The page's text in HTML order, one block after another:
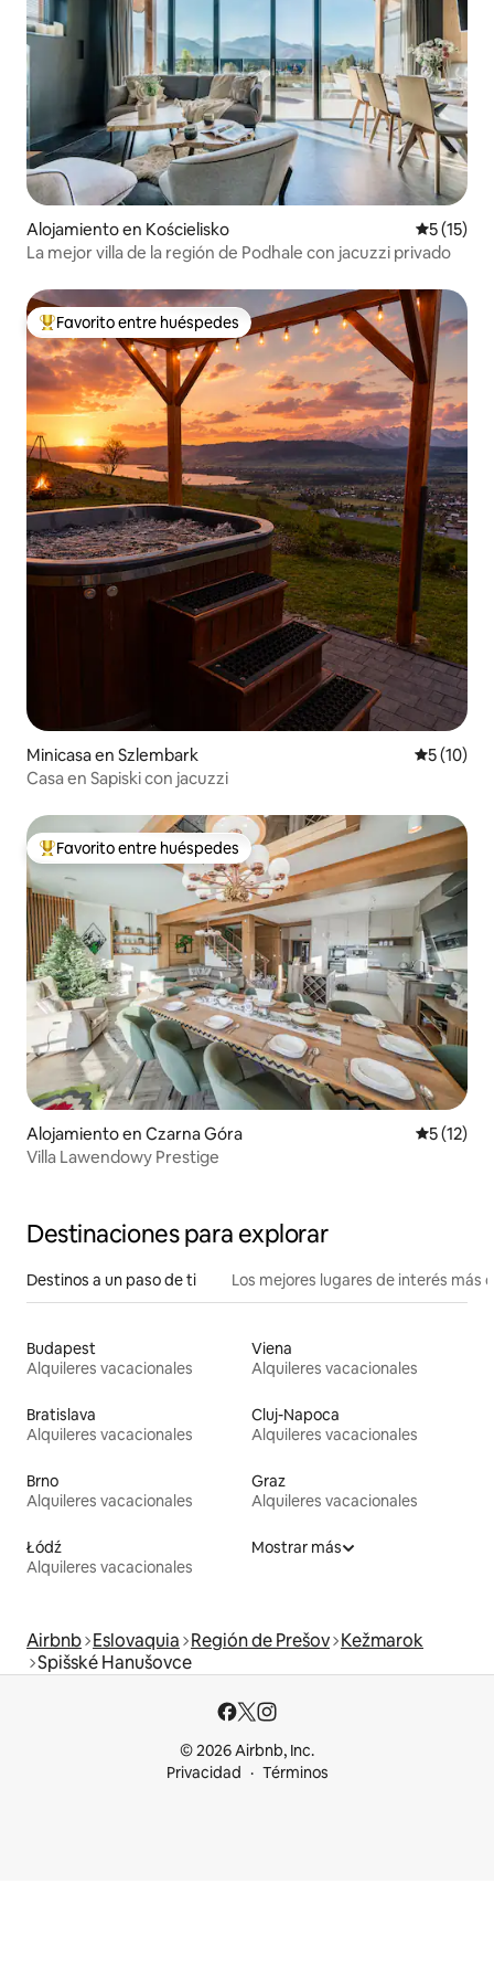
Alojamiento en Kościelisko
5 (15)
La mejor villa de la región de Podhale con jacuzzi privado
Favorito entre huéspedes preferido
Favorito entre huéspedes
Minicasa en Szlembark
5 (10)
Casa en Sapiski con jacuzzi
Favorito entre huéspedes preferido
Favorito entre huéspedes
Alojamiento en Czarna Góra
5 (12)
Villa Lawendowy Prestige
Destinaciones para explorar
Destinos a un paso de ti Los mejores lugares de interés más
Budapest
Alquileres vacacionales
Viena
Alquileres vacacionales
Bratislava
Alquileres vacacionales
Cluj-Napoca
Alquileres vacacionales
Brno
Alquileres vacacionales
Graz
Alquileres vacacionales
Łódź
Alquileres vacacionales
Mostrar más
Airbnb Eslovaquia Región de Prešov Kežmarok
Spišské Hanušovce
© 2026 Airbnb, Inc.
Privacidad
Términos